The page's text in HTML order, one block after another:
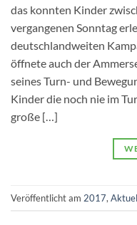
das konnten Kinder
vergangenen Sonntag
deutschlandweiten
öffnete auch der
seines Turn- und
Kinder die noch nie im
große […]
Veröffentlicht am 2017,